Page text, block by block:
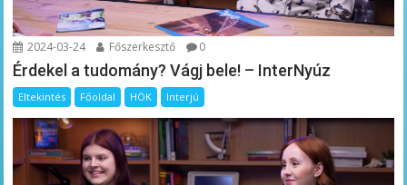
2024-03-24 Főszerkesztő 0
Érdekel a tudomány? Vágj bele! – InterNyúz
Eltekintés Főoldal HÖK Interjú